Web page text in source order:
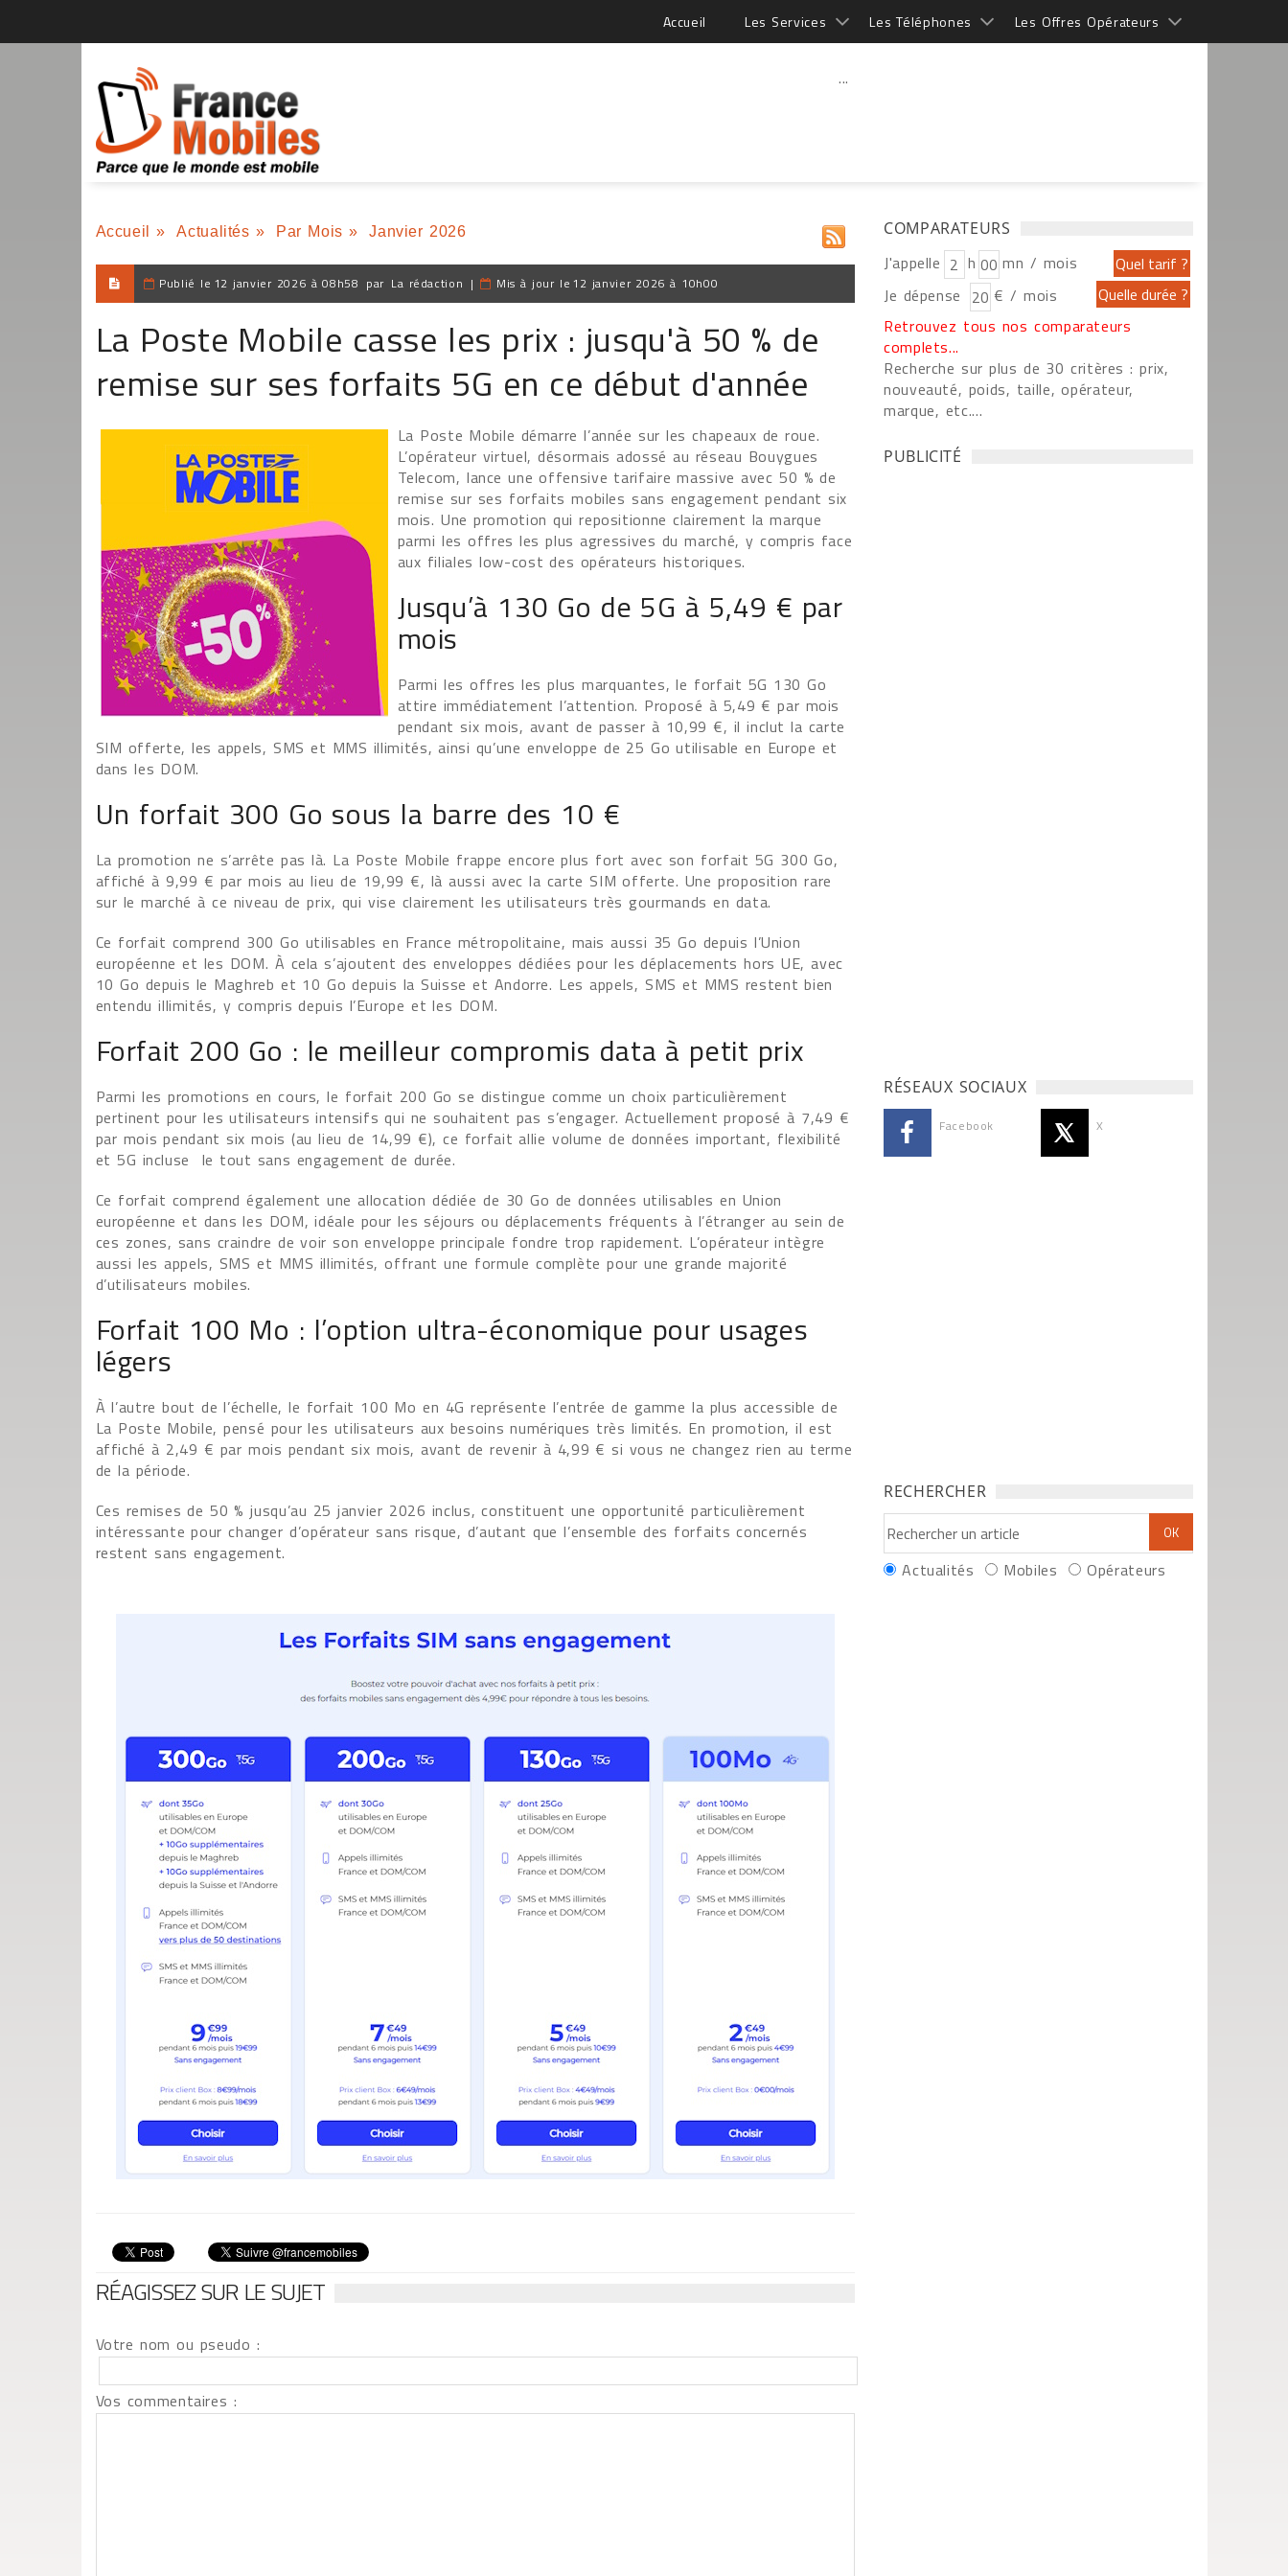
Accueil Les Services Les Téléphones Les Offres Opérateurs
...
Accueil » Actualités » Par Mois » Janvier 2026
Publié le 12 janvier 2026 à 08h58 par La rédaction | Mis à jour le 12 janvier 2026 à 10h00
La Poste Mobile casse les prix : jusqu'à 50 % de
remise sur ses forfaits 5G en ce début d'année
La Poste Mobile démarre l’année sur les chapeaux de roue.
L’opérateur virtuel, désormais adossé au réseau Bouygues
Telecom, lance une offensive tarifaire massive avec 50 % de
remise sur ses forfaits mobiles sans engagement pendant six
mois. Une promotion qui repositionne clairement la marque
parmi les offres les plus agressives du marché, y compris face
aux filiales low-cost des opérateurs historiques.
Jusqu’à 130 Go de 5G à 5,49 € par
mois
Parmi les offres les plus marquantes, le forfait 5G 130 Go
attire immédiatement l’attention. Proposé à 5,49 € par mois
pendant six mois, avant de passer à 10,99 €, il inclut la carte
SIM offerte, les appels, SMS et MMS illimités, ainsi qu’une enveloppe de 25 Go utilisable en Europe et
dans les DOM.
Un forfait 300 Go sous la barre des 10 €
La promotion ne s’arrête pas là. La Poste Mobile frappe encore plus fort avec son forfait 5G 300 Go,
affiché à 9,99 € par mois au lieu de 19,99 €, là aussi avec la carte SIM offerte. Une proposition rare
sur le marché à ce niveau de prix, qui vise clairement les utilisateurs très gourmands en data.
Ce forfait comprend 300 Go utilisables en France métropolitaine, mais aussi 35 Go depuis l’Union
européenne et les DOM. À cela s’ajoutent des enveloppes dédiées pour les déplacements hors UE, avec
10 Go depuis le Maghreb et 10 Go depuis la Suisse et Andorre. Les appels, SMS et MMS restent bien
entendu illimités, y compris depuis l’Europe et les DOM.
Forfait 200 Go : le meilleur compromis data à petit prix
Parmi les promotions en cours, le forfait 200 Go se distingue comme un choix particulièrement
pertinent pour les utilisateurs intensifs qui ne souhaitent pas s’engager. Actuellement proposé à 7,49 €
par mois pendant six mois (au lieu de 14,99 €), ce forfait allie volume de données important, flexibilité
et 5G incluse le tout sans engagement de durée.
Ce forfait comprend également une allocation dédiée de 30 Go de données utilisables en Union
européenne et dans les DOM, idéale pour les séjours ou déplacements fréquents à l’étranger au sein de
ces zones, sans craindre de voir son enveloppe principale fondre trop rapidement. L’opérateur intègre
aussi les appels, SMS et MMS illimités, offrant une formule complète pour une grande majorité
d’utilisateurs mobiles.
Forfait 100 Mo : l’option ultra-économique pour usages
légers
À l’autre bout de l’échelle, le forfait 100 Mo en 4G représente l’entrée de gamme la plus accessible de
La Poste Mobile, pensé pour les utilisateurs aux besoins numériques très limités. En promotion, il est
affiché à 2,49 € par mois pendant six mois, avant de revenir à 4,99 € si vous ne changez rien au terme
de la période.
Ces remises de 50 % jusqu’au 25 janvier 2026 inclus, constituent une opportunité particulièrement
intéressante pour changer d’opérateur sans risque, d’autant que l’ensemble des forfaits concernés
restent sans engagement.
RÉAGISSEZ SUR LE SUJET
Votre nom ou pseudo :
Vos commentaires :
COMPARATEURS
J'appelle h
mn / mois
Je dépense
€ / mois
Retrouvez tous nos comparateurs
complets...
Recherche sur plus de 30 critères : prix,
nouveauté, poids, taille, opérateur,
marque, etc....
PUBLICITÉ
RÉSEAUX SOCIAUX
Facebook X
RECHERCHER
Actualités Mobiles Opérateurs